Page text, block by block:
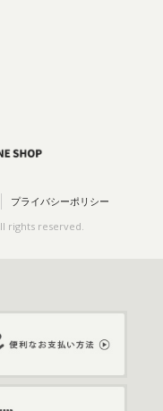
プライバシーポリシー
rights reserved.